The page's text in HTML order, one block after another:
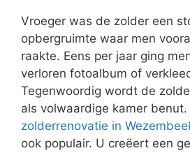
Vroeger was de zolder een
opbergruimte waar men
raakte. Eens per jaar ging
verloren fotoalbum of
Tegenwoordig wordt de
als volwaardige kamer benut.
zolderrenovatie in
ook populair. U creëert een